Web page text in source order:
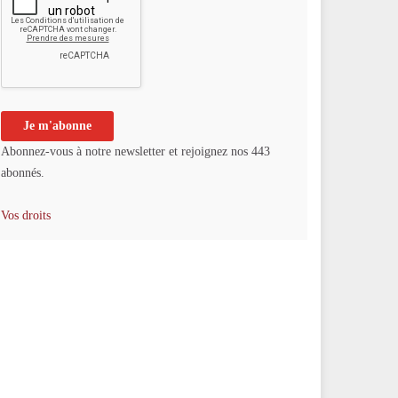
Abonnez-vous à notre newsletter et rejoignez nos 443
abonnés.
Vos droits